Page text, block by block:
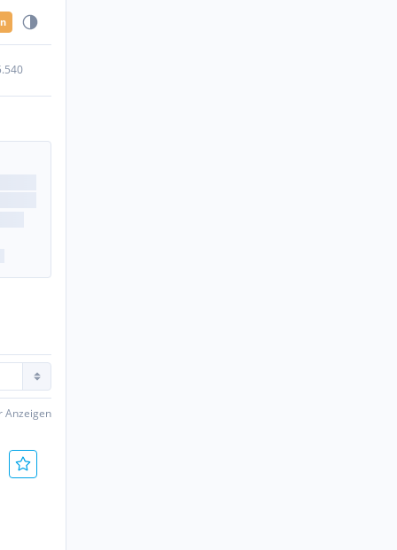
Anzeigen